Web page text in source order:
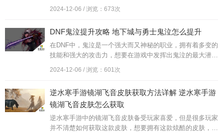
搭配，才能发挥出最大的战斗力。对于男街霸来说，护石符
文的属性推荐包括攻击力提升、暴击伤害增加、技能冷却缩
力。在选择护石符文时，玩家需要仔细考虑自己的需求和战
斗风格，制定合适的搭配方案。
2024-12-06 / 浏览：673次
DNF鬼泣提升攻略 地下城与勇士鬼泣怎么提升
在DNF中，鬼泣是一个强大而又神秘的职业，拥有着多变的
技能和强大的攻击力，想要在游戏中发挥出鬼泣的最大潜
力，就需要掌握一些提升技能的攻略和养成路线规划。本指
南将为您详细介绍如何提升鬼泣的技能，以及如何合理规划
们一起来探索这个神秘而又刺激的职业吧！
2024-12-06 / 浏览：601次
逆水寒手游镜湖飞音皮肤获取方法详解 逆水寒手游
镜湖飞音皮肤怎么获取
逆水寒手游中的镜湖飞音皮肤备受玩家喜爱，但是很多玩家
并不清楚如何获取这款皮肤，想要拥有这款炫酷的皮肤，玩